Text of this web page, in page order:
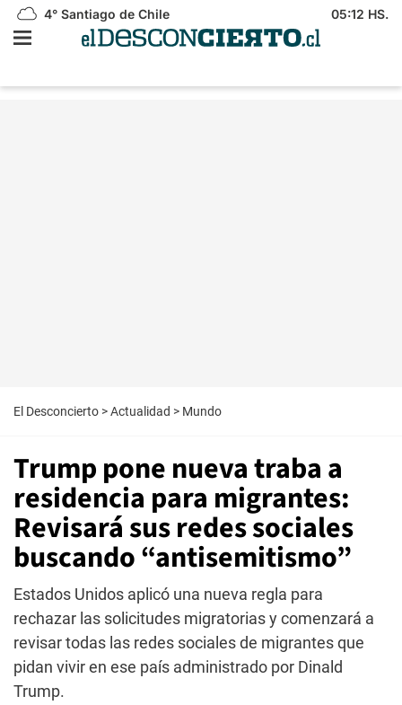
4° Santiago de Chile 05:12 HS.
El Desconcierto >Actualidad > Mundo
Trump pone nueva traba a
residencia para migrantes:
Revisará sus redes sociales
buscando “antisemitismo”
Estados Unidos aplicó una nueva regla para
rechazar las solicitudes migratorias y comenzará a
revisar todas las redes sociales de migrantes que
pidan vivir en ese país administrado por Dinald
Trump.